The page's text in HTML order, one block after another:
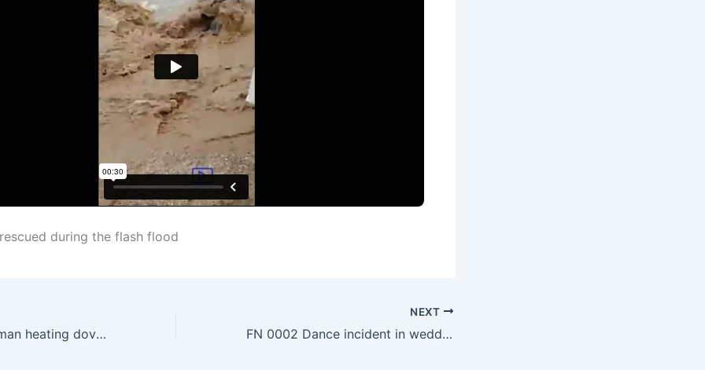
during the flash flood
DHA 0001 Goodman heating dove with a hair drier
NEXT
FN 0002 Dance incident in wedding